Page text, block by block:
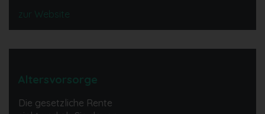
zur Website
Altersvorsorge
Die gesetzliche Rente